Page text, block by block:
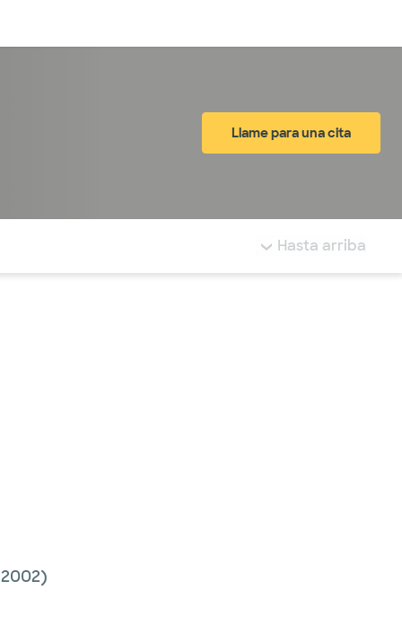
Llame para una cita
Hasta arriba